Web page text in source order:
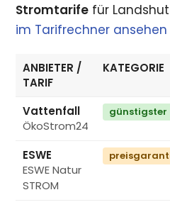
Stromtarife für
im Tarifrechner
ANBIETER /
TARIF
KATEGORIE
Vattenfall
ÖkoStrom24
günstigster
ESWE
ESWE Natur
STROM